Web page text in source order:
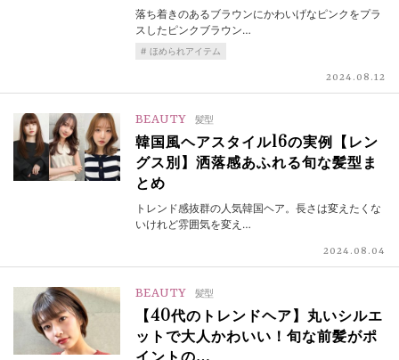
落ち着きのあるブラウンにかわいげなピンクをプラ
スしたピンクブラウン…
ほめられアイテム
2024.08.12
BEAUTY 髪型
韓国風ヘアスタイル16の実例【レン
グス別】洒落感あふれる旬な髪型ま
とめ
トレンド感抜群の人気韓国ヘア。長さは変えたくな
いけれど雰囲気を変え…
2024.08.04
BEAUTY 髪型
【40代のトレンドヘア】丸いシルエ
ットで大人かわいい！旬な前髪がポ